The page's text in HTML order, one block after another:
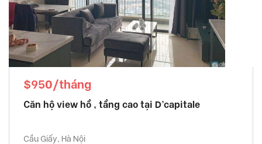
$950/tháng
Căn hộ view hồ , tầng cao tại D’capitale
Cầu Giấy, Hà Nội